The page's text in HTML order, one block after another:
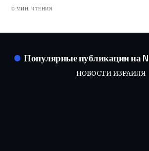
0 МИН. ЧТЕНИЯ
Популярные публикации на
НОВОСТИ ИЗРАИЛЯ